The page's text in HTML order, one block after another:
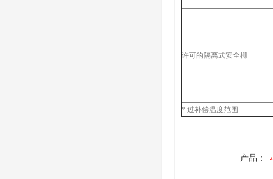
许可的隔离式安全栅
* 过补偿温度范围
产品：